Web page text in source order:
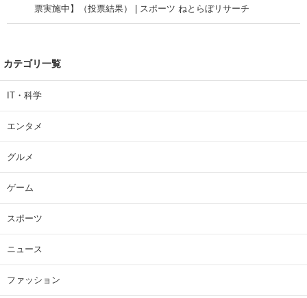
票実施中】（投票結果） | スポーツ ねとらぼリサーチ
カテゴリ一覧
IT・科学
エンタメ
グルメ
ゲーム
スポーツ
ニュース
ファッション